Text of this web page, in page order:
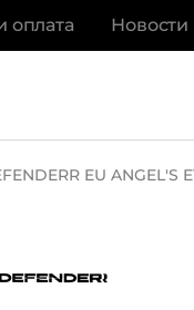
оплата Новости
EU ANGEL'S